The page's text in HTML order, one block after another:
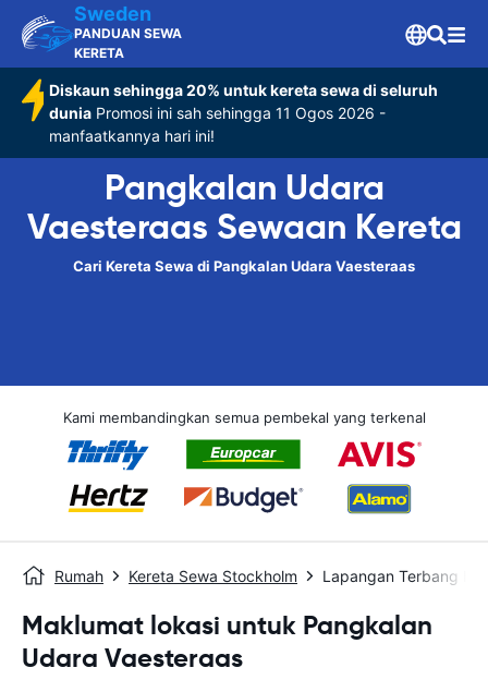
Sweden
PANDUAN SEWA
KERETA
Diskaun sehingga 20% untuk kereta sewa di seluruh
dunia Promosi ini sah sehingga 11 Ogos 2026 -
manfaatkannya hari ini!
Pangkalan Udara
Vaesteraas Sewaan Kereta
Cari Kereta Sewa di Pangkalan Udara Vaesteraas
Kami membandingkan semua pembekal yang terkenal
Rumah Kereta Sewa Stockholm Lapangan Terbang
Maklumat lokasi untuk Pangkalan
Udara Vaesteraas